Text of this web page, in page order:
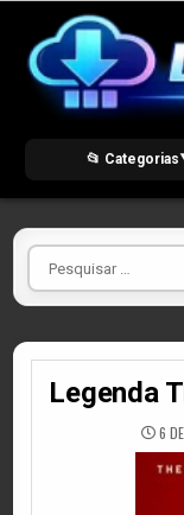
content
📂 Categorias
Pesquisar
por
Legenda
6